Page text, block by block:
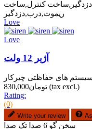
دزدگیر,ساخت کنترل,ساخت
ریموت,درب,دزدگیر
Love
Love
آژیر 12 ولت
سیستم های حفاظتی چیرکار
تومان830,000 (tax excl.)
Rating:
(0)
Write your review